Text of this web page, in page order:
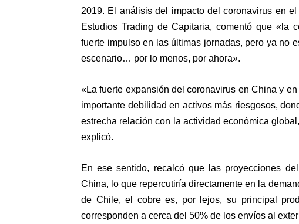
2019. El análisis del impacto del coronavirus en
Estudios Trading de Capitaria, comentó que «la
fuerte impulso en las últimas jornadas, pero ya no
escenario… por lo menos, por ahora».
«La fuerte expansión del coronavirus en China y
importante debilidad en activos más riesgosos,
estrecha relación con la actividad económica
explicó.
En ese sentido, recalcó que las proyecciones
China, lo que repercutiría directamente en la
de Chile, el cobre es, por lejos, su principal
corresponden a cerca del 50% de los envíos al